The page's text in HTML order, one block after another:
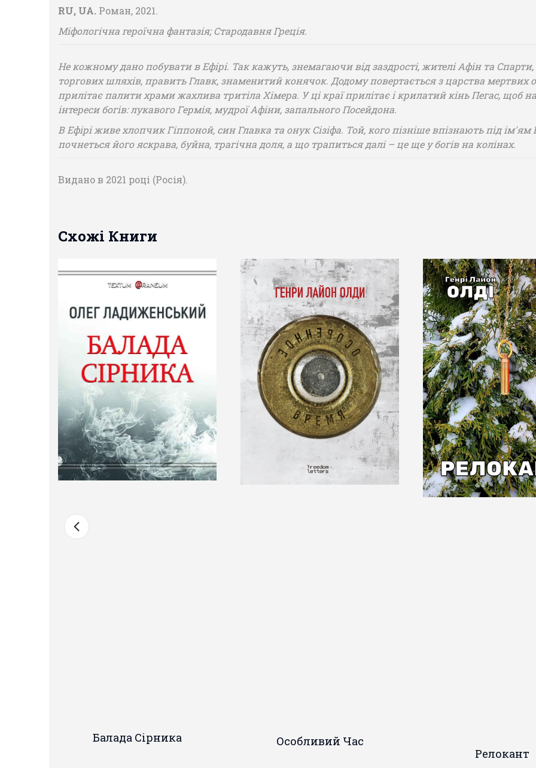
RU, UA. Роман, 2021.
Міфологічна героїчна фантазія; Стародавня Греція.
Не кожному дано побувати в Ефірі. Так кажуть, знемагаючи від заздрості, жителі Афін та Спарти,
торгових шляхів, править Главк, знаменитий конячок. Додому повертається з царства мертвих
прилітає палити храми жахлива тритіла Хімера. У ці краї прилітає і крилатий кінь Пегас, щоб
інтереси богів: лукавого Гермія, мудрої Афіни, запального Посейдона.
В Ефірі живе хлопчик Гіппоной, син Главка та онук Сізіфа. Той, кого пізніше впізнають під
почнеться його яскрава, буйна, трагічна доля, а що трапиться далі – це ще у богів на колінах.
Видано в 2021 році (Росія).
Схожі Книги
Балада Сiрника
Особливий Час
Релокант